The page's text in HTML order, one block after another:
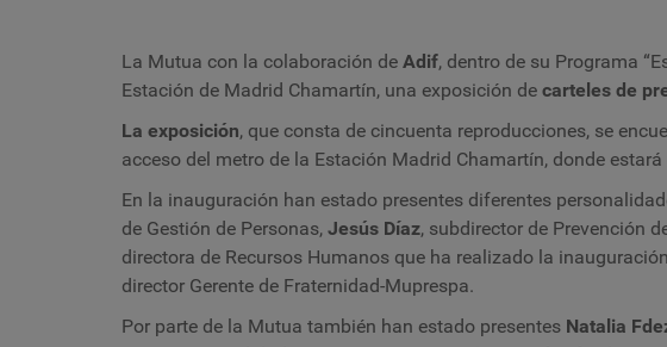
La Mutua con la colaboración de Adif, dentro de su Programa
Estación de Madrid Chamartín, una exposición de carteles de
La exposición, que consta de cincuenta reproducciones, se
acceso del metro de la Estación Madrid Chamartín, donde estará
En la inauguración han estado presentes diferentes
de Gestión de Personas, Jesús Díaz, subdirector de Prevención
directora de Recursos Humanos que ha realizado la
director Gerente de Fraternidad-Muprespa.
Por parte de la Mutua también han estado presentes Natalia